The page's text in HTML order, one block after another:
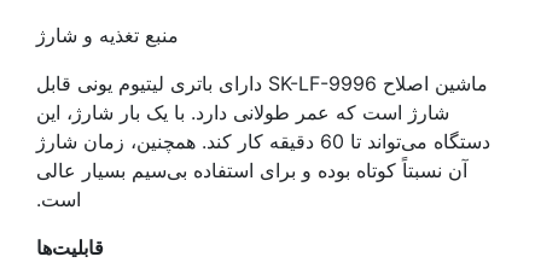
منبع تغذیه و شارژ
ماشین اصلاح SK-LF-9996 دارای باتری لیتیوم یونی قابل
شارژ است که عمر طولانی دارد. با یک بار شارژ، این
دستگاه می‌تواند تا 60 دقیقه کار کند. همچنین، زمان شارژ
آن نسبتاً کوتاه بوده و برای استفاده بی‌سیم بسیار عالی
است.
قابلیت‌ها